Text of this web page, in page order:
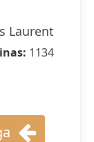
Laurent
1134